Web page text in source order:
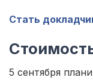
Стать
5 сентября